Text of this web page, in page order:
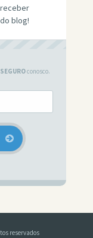
blog!
SEGUROconosco.
reservados